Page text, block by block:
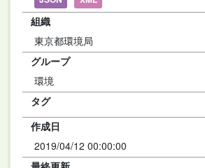
組織
東京都環境局
グループ
環境
タグ
作成日
2019/04/12 00:00:00